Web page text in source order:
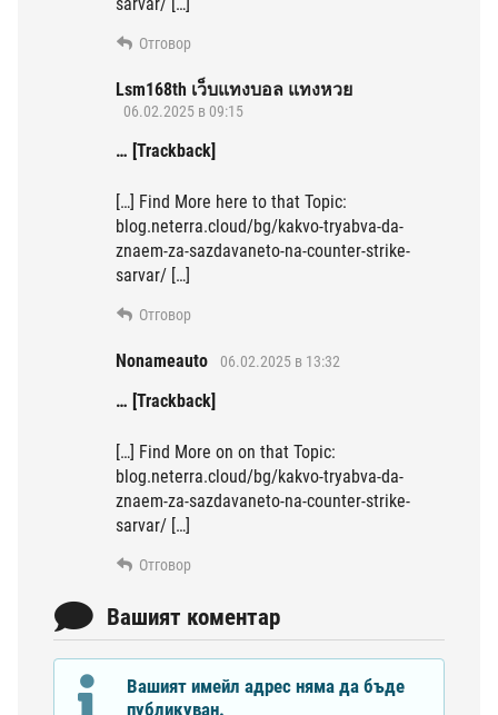
sarvar/ […]
Отговор
Lsm168th เว็บแทงบอล แทงหวย
06.02.2025 в 09:15
… [Trackback]
[…] Find More here to that Topic:
blog.neterra.cloud/bg/kakvo-tryabva-da-
znaem-za-sazdavaneto-na-counter-strike-
sarvar/ […]
Отговор
Nonameauto 06.02.2025 в 13:32
… [Trackback]
[…] Find More on on that Topic:
blog.neterra.cloud/bg/kakvo-tryabva-da-
znaem-za-sazdavaneto-na-counter-strike-
sarvar/ […]
Отговор
Вашият коментар
Вашият имейл адрес няма да бъде
публикуван.